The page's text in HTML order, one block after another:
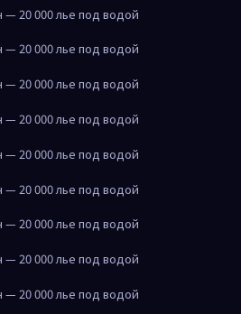
20 000 лье под водой
20 000 лье под водой
20 000 лье под водой
20 000 лье под водой
20 000 лье под водой
20 000 лье под водой
20 000 лье под водой
20 000 лье под водой
20 000 лье под водой